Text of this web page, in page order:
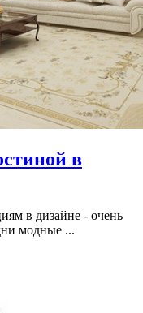
в
в дизайне - очень
модные ...